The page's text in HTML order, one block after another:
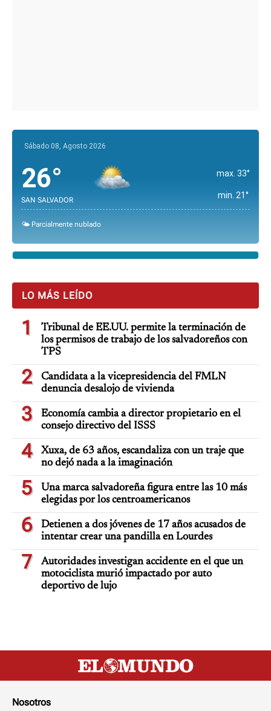
Sábado 08, Agosto 2026
26°
SAN SALVADOR
max. 33°
min. 21°
🌤️ Parcialmente nublado
LO MÁS LEÍDO
1
Tribunal de EE.UU. permite la terminación de
los permisos de trabajo de los salvadoreños con
TPS
2
Candidata a la vicepresidencia del FMLN
denuncia desalojo de vivienda
3
Economía cambia a director propietario en el
consejo directivo del ISSS
4
Xuxa, de 63 años, escandaliza con un traje que
no dejó nada a la imaginación
5
Una marca salvadoreña figura entre las 10 más
elegidas por los centroamericanos
6
Detienen a dos jóvenes de 17 años acusados de
intentar crear una pandilla en Lourdes
7
Autoridades investigan accidente en el que un
motociclista murió impactado por auto
deportivo de lujo
Nosotros